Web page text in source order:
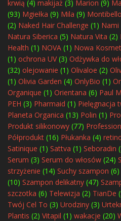
krwią (4) makijaż (3) Marion (9)
(93) Mgiełka (9) Mila (9) Montibello
(2) Naked Hair Challenge (1) Nami
Natura Siberica (5) Natura Vita (2)
Health (1) NOVA (1) Nowa
(1) ochrona UV(3) Odżywka do
(32) olejowanie (1) Olivaloe (2)
(1) Olivia Garden (4) OnlyBio (1)
Organique (1) Orientana (6) Paul
PEH (3) Pharmaid (1) Pielęgnacja
Planeta Organica (13) Polin (1)
Produkt silikonowy (77)
Półprodukt (16) Płukanka (4)
Satinique (1) Sattva (1) Seboradin
Serum (3) Serum do włosów (24)
strzyżenie (14) Suchy szampon (6)
(10) Szampon delikatny (47)
szczotka (6) Telewizja (2) TianDe
Twój Cel To (3) Urodziny (3)
Plantis (2) Vitapil (1) wakacje (20)